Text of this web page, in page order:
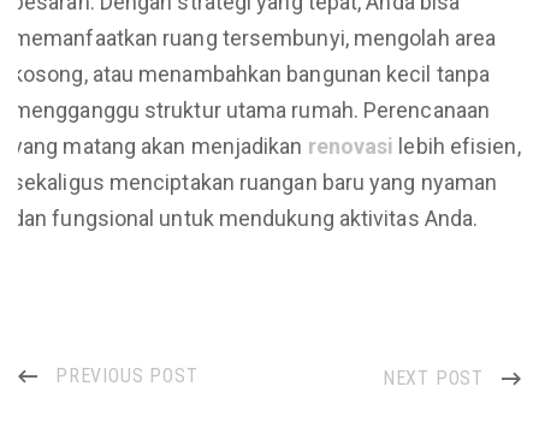
memanfaatkan ruang tersembunyi, mengolah area
kosong, atau menambahkan bangunan kecil tanpa
mengganggu struktur utama rumah. Perencanaan
yang matang akan menjadikan renovasi lebih efisien,
sekaligus menciptakan ruangan baru yang nyaman
dan fungsional untuk mendukung aktivitas Anda.
PREVIOUS POST NEXT POST